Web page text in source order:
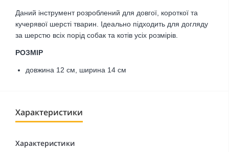
Даний інструмент розроблений для довгої, короткої та
кучерявої шерсті тварин. Ідеально підходить для догляду
за шерстю всіх порід собак та котів усіх розмірів.
РОЗМІР
довжина 12 см, ширина 14 см
Характеристики
Характеристики